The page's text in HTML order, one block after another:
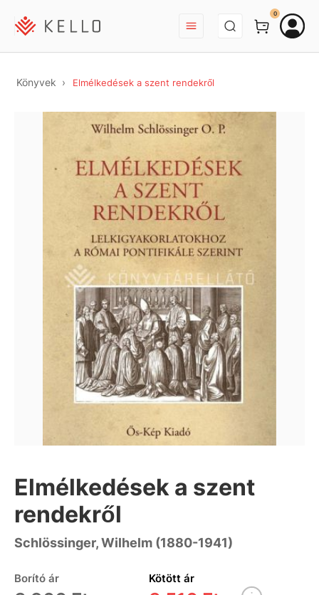
BEJELENTKEZÉS
0
Könyvek Elmélkedések a szent rendekről
Elmélkedések a szent
rendekről
Schlössinger, Wilhelm (1880-1941)
Borító ár Kötött ár